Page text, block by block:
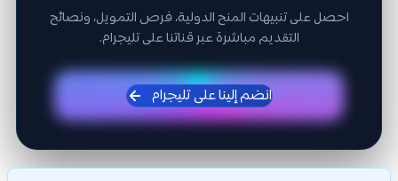
احصل على تنبيهات المنح الدولية، فرص التمويل، ونصائح
التقديم مباشرة عبر قناتنا على تليجرام.
انضم إلينا على تليجرام